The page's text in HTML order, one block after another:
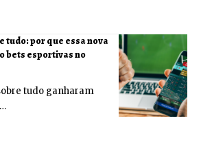
tudo: por que essa nova
bets esportivas no
tudo ganharam